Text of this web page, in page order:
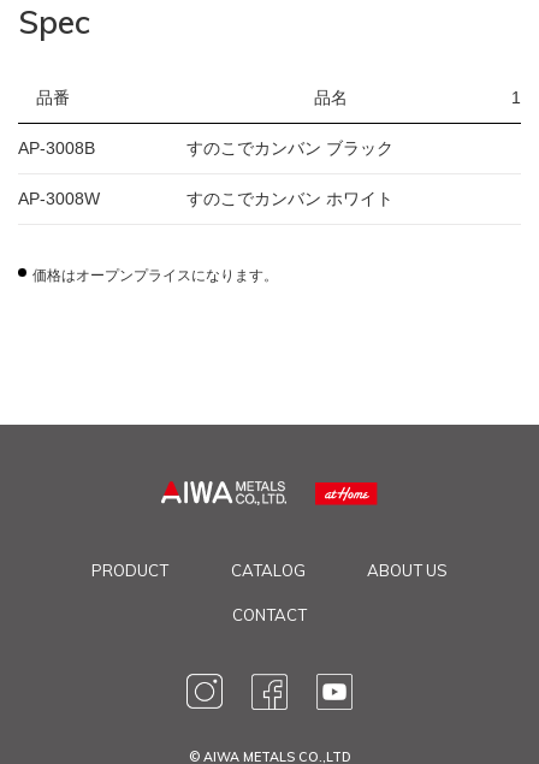
Spec
品番 品名 1
AP-3008B すのこでカンバン ブラック
AP-3008W すのこでカンバン ホワイト
価格はオープンプライスになります。
PRODUCT CATALOG ABOUT US
CONTACT
© AIWA METALS CO.,LTD